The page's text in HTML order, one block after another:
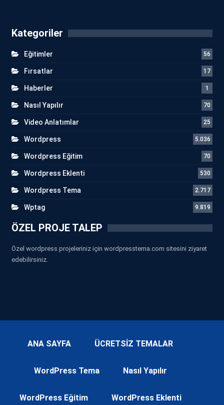
Kategoriler
Eğitimler 56
Fırsatlar 17
Haberler 1
Nasıl Yapılır 70
Video Anlatımlar 25
Wordpress 5.036
Wordpress Eğitim 70
Wordpress Eklenti 530
Wordpress Tema 2.717
Wptag 9.819
ÖZEL PROJE TALEP
Özel wordpress projeleriniz için wordpresstema.com sitesini ziyaret
edebilirsiniz.
ANA SAYFA ÜCRETSİZ TEMALAR
WordPress Tema Nasıl Yapılır
WordPress Eğitim WordPress Eklenti